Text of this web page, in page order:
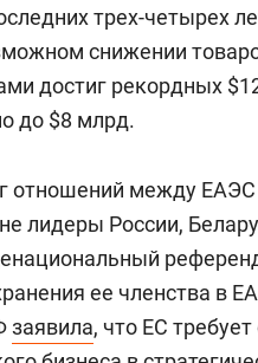
трех-четырех
снижении
достиг рекордных
до $8 млрд.
отношений между ЕАЭС
лидеры России,
ее членства в
заявила, что ЕС требует